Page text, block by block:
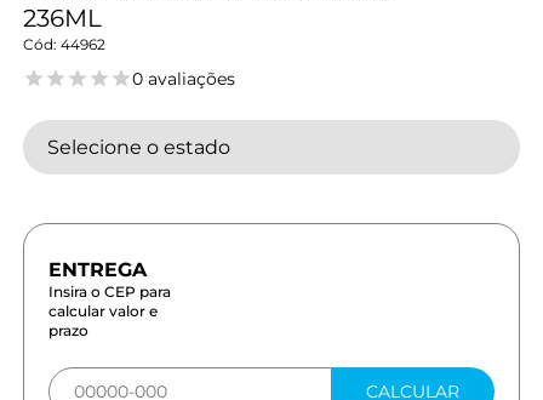
236ML
44962
0 avaliações
Selecione o estado
Insira o CEP para
calcular valor e
prazo
CALCULAR